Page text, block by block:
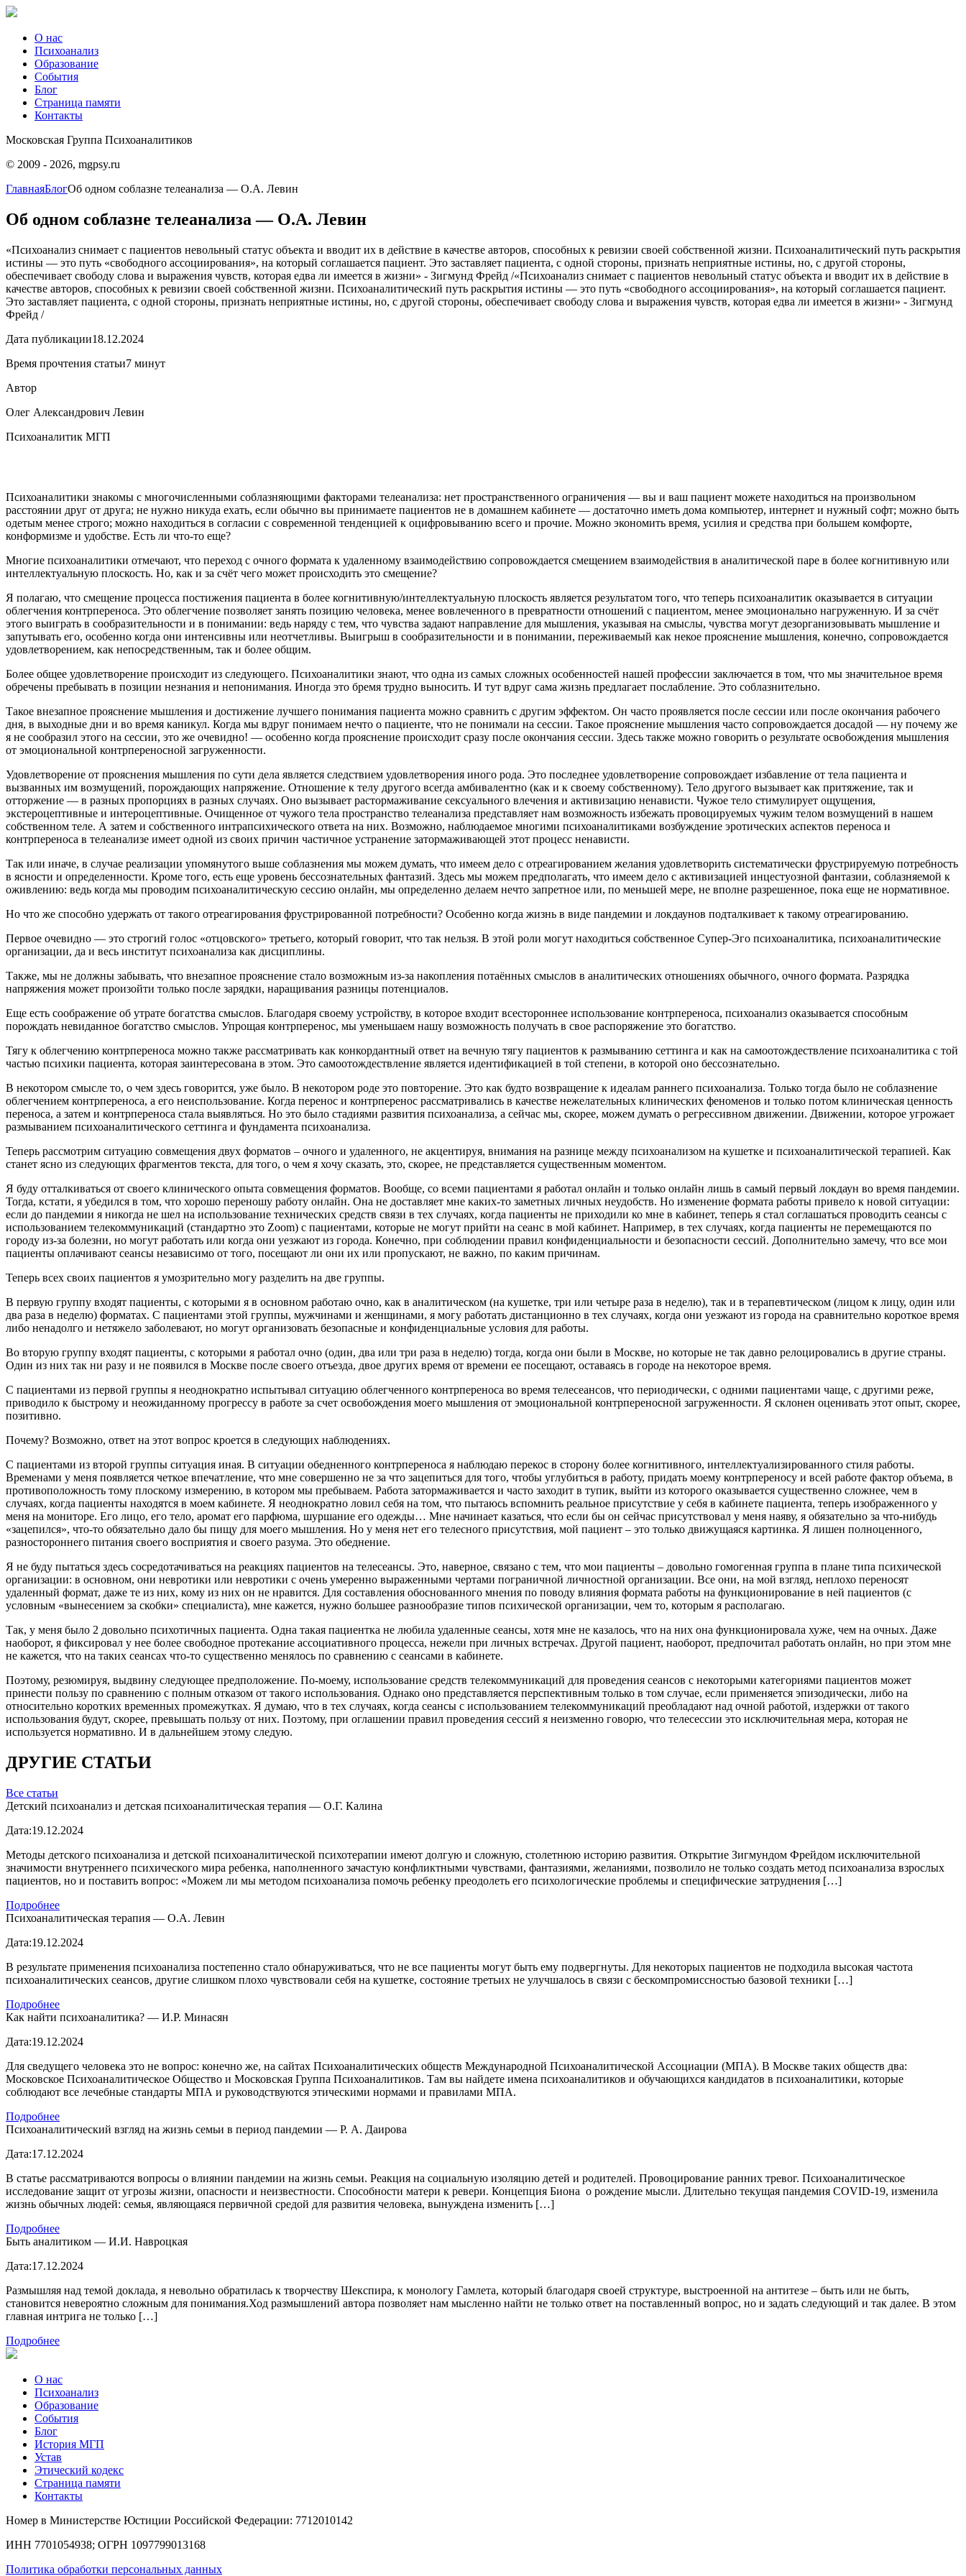
О нас
Психоанализ
Образование
События
Блог
Страница памяти
Контакты
Московская Группа Психоаналитиков
© 2009 - 2026, mgpsy.ru
ГлавнаяБлогОб одном соблазне телеанализа — О.А. Левин
Об одном соблазне телеанализа — О.А. Левин
«Психоанализ снимает с пациентов невольный статус объекта и вводит их в действие в качестве авторов, способных к ревизии своей собственной жизни. Психоаналитический путь раскрытия
истины — это путь «свободного ассоциирования», на который соглашается пациент. Это заставляет пациента, с одной стороны, признать неприятные истины, но, с другой стороны,
обеспечивает свободу слова и выражения чувств, которая едва ли имеется в жизни» - Зигмунд Фрейд /«Психоанализ снимает с пациентов невольный статус объекта и вводит их в действие в
качестве авторов, способных к ревизии своей собственной жизни. Психоаналитический путь раскрытия истины — это путь «свободного ассоциирования», на который соглашается пациент.
Это заставляет пациента, с одной стороны, признать неприятные истины, но, с другой стороны, обеспечивает свободу слова и выражения чувств, которая едва ли имеется в жизни» - Зигмунд
Фрейд /
Дата публикации18.12.2024
Время прочтения статьи7 минут
Автор
Олег Александрович Левин
Психоаналитик МГП
Психоаналитики знакомы с многочисленными соблазняющими факторами телеанализа: нет пространственного ограничения — вы и ваш пациент можете находиться на произвольном
расстоянии друг от друга; не нужно никуда ехать, если обычно вы принимаете пациентов не в домашнем кабинете — достаточно иметь дома компьютер, интернет и нужный софт; можно быть
одетым менее строго; можно находиться в согласии с современной тенденцией к оцифровыванию всего и прочие. Можно экономить время, усилия и средства при большем комфорте,
конформизме и удобстве. Есть ли что-то еще?
Многие психоаналитики отмечают, что переход с очного формата к удаленному взаимодействию сопровождается смещением взаимодействия в аналитической паре в более когнитивную или
интеллектуальную плоскость. Но, как и за счёт чего может происходить это смещение?
Я полагаю, что смещение процесса постижения пациента в более когнитивную/интеллектуальную плоскость является результатом того, что теперь психоаналитик оказывается в ситуации
облегчения контрпереноса. Это облегчение позволяет занять позицию человека, менее вовлеченного в превратности отношений с пациентом, менее эмоционально нагруженную. И за счёт
этого выиграть в сообразительности и в понимании: ведь наряду с тем, что чувства задают направление для мышления, указывая на смыслы, чувства могут дезорганизовывать мышление и
запутывать его, особенно когда они интенсивны или неотчетливы. Выигрыш в сообразительности и в понимании, переживаемый как некое прояснение мышления, конечно, сопровождается
удовлетворением, как непосредственным, так и более общим.
Более общее удовлетворение происходит из следующего. Психоаналитики знают, что одна из самых сложных особенностей нашей профессии заключается в том, что мы значительное время
обречены пребывать в позиции незнания и непонимания. Иногда это бремя трудно выносить. И тут вдруг сама жизнь предлагает послабление. Это соблазнительно.
Такое внезапное прояснение мышления и достижение лучшего понимания пациента можно сравнить с другим эффектом. Он часто проявляется после сессии или после окончания рабочего
дня, в выходные дни и во время каникул. Когда мы вдруг понимаем нечто о пациенте, что не понимали на сессии. Такое прояснение мышления часто сопровождается досадой — ну почему же
я не сообразил этого на сессии, это же очевидно! — особенно когда прояснение происходит сразу после окончания сессии. Здесь также можно говорить о результате освобождения мышления
от эмоциональной контрпереносной загруженности.
Удовлетворение от прояснения мышления по сути дела является следствием удовлетворения иного рода. Это последнее удовлетворение сопровождает избавление от тела пациента и
вызванных им возмущений, порождающих напряжение. Отношение к телу другого всегда амбивалентно (как и к своему собственному). Тело другого вызывает как притяжение, так и
отторжение — в разных пропорциях в разных случаях. Оно вызывает растормаживание сексуального влечения и активизацию ненависти. Чужое тело стимулирует ощущения,
экстероцептивные и интероцептивные. Очищенное от чужого тела пространство телеанализа представляет нам возможность избежать провоцируемых чужим телом возмущений в нашем
собственном теле. А затем и собственного интрапсихического ответа на них. Возможно, наблюдаемое многими психоаналитиками возбуждение эротических аспектов переноса и
контрпереноса в телеанализе имеет одной из своих причин частичное устранение затормаживающей этот процесс ненависти.
Так или иначе, в случае реализации упомянутого выше соблазнения мы можем думать, что имеем дело с отреагированием желания удовлетворить систематически фрустрируемую потребность
в ясности и определенности. Кроме того, есть еще уровень бессознательных фантазий. Здесь мы можем предполагать, что имеем дело с активизацией инцестуозной фантазии, соблазняемой к
оживлению: ведь когда мы проводим психоаналитическую сессию онлайн, мы определенно делаем нечто запретное или, по меньшей мере, не вполне разрешенное, пока еще не нормативное.
Но что же способно удержать от такого отреагирования фрустрированной потребности? Особенно когда жизнь в виде пандемии и локдаунов подталкивает к такому отреагированию.
Первое очевидно — это строгий голос «отцовского» третьего, который говорит, что так нельзя. В этой роли могут находиться собственное Супер-Эго психоаналитика, психоаналитические
организации, да и весь институт психоанализа как дисциплины.
Также, мы не должны забывать, что внезапное прояснение стало возможным из-за накопления потаённых смыслов в аналитических отношениях обычного, очного формата. Разрядка
напряжения может произойти только после зарядки, наращивания разницы потенциалов.
Еще есть соображение об утрате богатства смыслов. Благодаря своему устройству, в которое входит всестороннее использование контрпереноса, психоанализ оказывается способным
порождать невиданное богатство смыслов. Упрощая контрперенос, мы уменьшаем нашу возможность получать в свое распоряжение это богатство.
Тягу к облегчению контрпереноса можно также рассматривать как конкордантный ответ на вечную тягу пациентов к размыванию сеттинга и как на самоотождествление психоаналитика с той
частью психики пациента, которая заинтересована в этом. Это самоотождествление является идентификацией в той степени, в которой оно бессознательно.
В некотором смысле то, о чем здесь говорится, уже было. В некотором роде это повторение. Это как будто возвращение к идеалам раннего психоанализа. Только тогда было не соблазнение
облегчением контрпереноса, а его неиспользование. Когда перенос и контрперенос рассматривались в качестве нежелательных клинических феноменов и только потом клиническая ценность
переноса, а затем и контрпереноса стала выявляться. Но это было стадиями развития психоанализа, а сейчас мы, скорее, можем думать о регрессивном движении. Движении, которое угрожает
размыванием психоаналитического сеттинга и фундамента психоанализа.
Теперь рассмотрим ситуацию совмещения двух форматов – очного и удаленного, не акцентируя, внимания на разнице между психоанализом на кушетке и психоаналитической терапией. Как
станет ясно из следующих фрагментов текста, для того, о чем я хочу сказать, это, скорее, не представляется существенным моментом.
Я буду отталкиваться от своего клинического опыта совмещения форматов. Вообще, со всеми пациентами я работал онлайн и только онлайн лишь в самый первый локдаун во время пандемии.
Тогда, кстати, я убедился в том, что хорошо переношу работу онлайн. Она не доставляет мне каких-то заметных личных неудобств. Но изменение формата работы привело к новой ситуации:
если до пандемии я никогда не шел на использование технических средств связи в тех случаях, когда пациенты не приходили ко мне в кабинет, теперь я стал соглашаться проводить сеансы с
использованием телекоммуникаций (стандартно это Zoom) с пациентами, которые не могут прийти на сеанс в мой кабинет. Например, в тех случаях, когда пациенты не перемещаются по
городу из-за болезни, но могут работать или когда они уезжают из города. Конечно, при соблюдении правил конфиденциальности и безопасности сессий. Дополнительно замечу, что все мои
пациенты оплачивают сеансы независимо от того, посещают ли они их или пропускают, не важно, по каким причинам.
Теперь всех своих пациентов я умозрительно могу разделить на две группы.
В первую группу входят пациенты, с которыми я в основном работаю очно, как в аналитическом (на кушетке, три или четыре раза в неделю), так и в терапевтическом (лицом к лицу, один или
два раза в неделю) форматах. С пациентами этой группы, мужчинами и женщинами, я могу работать дистанционно в тех случаях, когда они уезжают из города на сравнительно короткое время
либо ненадолго и нетяжело заболевают, но могут организовать безопасные и конфиденциальные условия для работы.
Во вторую группу входят пациенты, с которыми я работал очно (один, два или три раза в неделю) тогда, когда они были в Москве, но которые не так давно релоцировались в другие страны.
Один из них так ни разу и не появился в Москве после своего отъезда, двое других время от времени ее посещают, оставаясь в городе на некоторое время.
С пациентами из первой группы я неоднократно испытывал ситуацию облегченного контрпереноса во время телесеансов, что периодически, с одними пациентами чаще, с другими реже,
приводило к быстрому и неожиданному прогрессу в работе за счет освобождения моего мышления от эмоциональной контрпереносной загруженности. Я склонен оценивать этот опыт, скорее,
позитивно.
Почему? Возможно, ответ на этот вопрос кроется в следующих наблюдениях.
С пациентами из второй группы ситуация иная. В ситуации обедненного контрпереноса я наблюдаю перекос в сторону более когнитивного, интеллектуализированного стиля работы.
Временами у меня появляется четкое впечатление, что мне совершенно не за что зацепиться для того, чтобы углубиться в работу, придать моему контрпереносу и всей работе фактор объема, в
противоположность тому плоскому измерению, в котором мы пребываем. Работа затормаживается и часто заходит в тупик, выйти из которого оказывается существенно сложнее, чем в
случаях, когда пациенты находятся в моем кабинете. Я неоднократно ловил себя на том, что пытаюсь вспомнить реальное присутствие у себя в кабинете пациента, теперь изображенного у
меня на мониторе. Его лицо, его тело, аромат его парфюма, шуршание его одежды… Мне начинает казаться, что если бы он сейчас присутствовал у меня наяву, я обязательно за что-нибудь
«зацепился», что-то обязательно дало бы пищу для моего мышления. Но у меня нет его телесного присутствия, мой пациент – это только движущаяся картинка. Я лишен полноценного,
разностороннего питания своего восприятия и своего разума. Это обеднение.
Я не буду пытаться здесь сосредотачиваться на реакциях пациентов на телесеансы. Это, наверное, связано с тем, что мои пациенты – довольно гомогенная группа в плане типа психической
организации: в основном, они невротики или невротики с очень умеренно выраженными чертами пограничной личностной организации. Все они, на мой взгляд, неплохо переносят
удаленный формат, даже те из них, кому из них он не нравится. Для составления обоснованного мнения по поводу влияния формата работы на функционирование в ней пациентов (с
условным «вынесением за скобки» специалиста), мне кажется, нужно большее разнообразие типов психической организации, чем то, которым я располагаю.
Так, у меня было 2 довольно психотичных пациента. Одна такая пациентка не любила удаленные сеансы, хотя мне не казалось, что на них она функционировала хуже, чем на очных. Даже
наоборот, я фиксировал у нее более свободное протекание ассоциативного процесса, нежели при личных встречах. Другой пациент, наоборот, предпочитал работать онлайн, но при этом мне
не кажется, что на таких сеансах что-то существенно менялось по сравнению с сеансами в кабинете.
Поэтому, резюмируя, выдвину следующее предположение. По-моему, использование средств телекоммуникаций для проведения сеансов с некоторыми категориями пациентов может
принести пользу по сравнению с полным отказом от такого использования. Однако оно представляется перспективным только в том случае, если применяется эпизодически, либо на
относительно коротких временных промежутках. Я думаю, что в тех случаях, когда сеансы с использованием телекоммуникаций преобладают над очной работой, издержки от такого
использования будут, скорее, превышать пользу от них. Поэтому, при оглашении правил проведения сессий я неизменно говорю, что телесессии это исключительная мера, которая не
используется нормативно. И в дальнейшем этому следую.
ДРУГИЕ СТАТЬИ
Все статьи
Детский психоанализ и детская психоаналитическая терапия — О.Г. Калина
Дата:19.12.2024
Методы детского психоанализа и детской психоаналитической психотерапии имеют долгую и сложную, столетнюю историю развития. Открытие Зигмундом Фрейдом исключительной
значимости внутреннего психического мира ребенка, наполненного зачастую конфликтными чувствами, фантазиями, желаниями, позволило не только создать метод психоанализа взрослых
пациентов, но и поставить вопрос: «Можем ли мы методом психоанализа помочь ребенку преодолеть его психологические проблемы и специфические затруднения […]
Подробнее
Психоаналитическая терапия — О.А. Левин
Дата:19.12.2024
В результате применения психоанализа постепенно стало обнаруживаться, что не все пациенты могут быть ему подвергнуты. Для некоторых пациентов не подходила высокая частота
психоаналитических сеансов, другие слишком плохо чувствовали себя на кушетке, состояние третьих не улучшалось в связи с бескомпромиссностью базовой техники […]
Подробнее
Как найти психоаналитика? — И.Р. Минасян
Дата:19.12.2024
Для сведущего человека это не вопрос: конечно же, на сайтах Психоаналитических обществ Международной Психоаналитической Ассоциации (МПА). В Москве таких обществ два:
Московское Психоаналитическое Общество и Московская Группа Психоаналитиков. Там вы найдете имена психоаналитиков и обучающихся кандидатов в психоаналитики, которые
соблюдают все лечебные стандарты МПА и руководствуются этическими нормами и правилами МПА.
Подробнее
Психоаналитический взгляд на жизнь семьи в период пандемии — Р. А. Даирова
Дата:17.12.2024
В статье рассматриваются вопросы о влиянии пандемии на жизнь семьи. Реакция на социальную изоляцию детей и родителей. Провоцирование ранних тревог. Психоаналитическое
исследование защит от угрозы жизни, опасности и неизвестности. Способности матери к ревери. Концепция Биона о рождение мысли. Длительно текущая пандемия COVID-19, изменила
жизнь обычных людей: семья, являющаяся первичной средой для развития человека, вынуждена изменить […]
Подробнее
Быть аналитиком — И.И. Навроцкая
Дата:17.12.2024
Размышляя над темой доклада, я невольно обратилась к творчеству Шекспира, к монологу Гамлета, который благодаря своей структуре, выстроенной на антитезе – быть или не быть,
становится невероятно сложным для понимания.Ход размышлений автора позволяет нам мысленно найти не только ответ на поставленный вопрос, но и задать следующий и так далее. В этом
главная интрига не только […]
Подробнее
О нас
Психоанализ
Образование
События
Блог
История МГП
Устав
Этический кодекс
Страница памяти
Контакты
Номер в Министерстве Юстиции Российской Федерации: 7712010142
ИНН 7701054938; ОГРН 1097799013168
Политика обработки персональных данных